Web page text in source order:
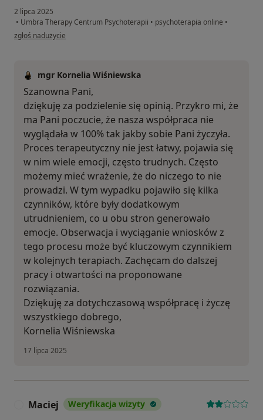
2 lipca 2025
• Umbra Therapy Centrum Psychoterapii • psychoterapia online •
w opinii użytkownika Sabina
zgłoś nadużycie
mgr Kornelia Wiśniewska
Szanowna Pani,
dziękuję za podzielenie się opinią. Przykro mi, że
ma Pani poczucie, że nasza współpraca nie
wyglądała w 100% tak jakby sobie Pani życzyła.
Proces terapeutyczny nie jest łatwy, pojawia się
w nim wiele emocji, często trudnych. Często
możemy mieć wrażenie, że do niczego to nie
prowadzi. W tym wypadku pojawiło się kilka
czynników, które były dodatkowym
utrudnieniem, co u obu stron generowało
emocje. Obserwacja i wyciąganie wniosków z
tego procesu może być kluczowym czynnikiem
w kolejnych terapiach. Zachęcam do dalszej
pracy i otwartości na proponowane
rozwiązania.
Dziękuję za dotychczasową współpracę i życzę
wszystkiego dobrego,
Kornelia Wiśniewska
17 lipca 2025
Maciej Weryfikacja wizyty